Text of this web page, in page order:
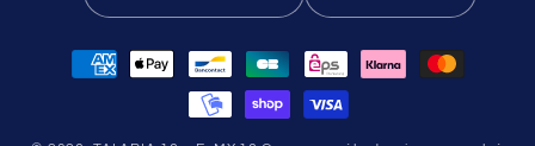
Moyens